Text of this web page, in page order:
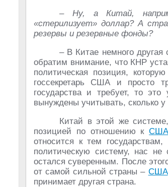
– Ну, а Китай,
«стерилизует» доллар? А
резервы и резервные фонды?
– В Китае немного другая
обратим внимание, что КНР
политическая позиция,
госсекретарь США и просто
государства и требует, то
вынуждены учитывать, сколько у
Китай в этой же
позицией по отношению к
относится к тем
политическую систему, нас
остался суверенным. После
от самой сильной страны – США
принимает другая страна.